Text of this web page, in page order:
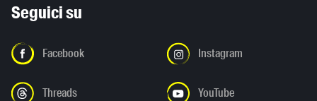
Seguici su
Facebook Instagram
Threads YouTube